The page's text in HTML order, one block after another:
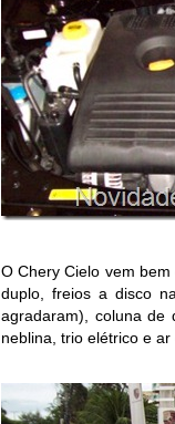
O Chery Cielo vem
duplo, freios a disco
agradaram), coluna de
neblina, trio elétrico e ar